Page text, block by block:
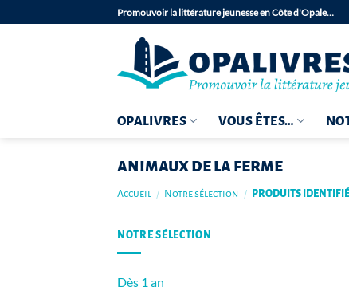
au
Promouvoir la littérature jeunesse en Côte d'Opale…
OPALIVRES VOUS ÊTES…
animaux de la ferme
Accueil / Notre sélection / PRODUITS
NOTRE SÉLECTION
Dès 1 an